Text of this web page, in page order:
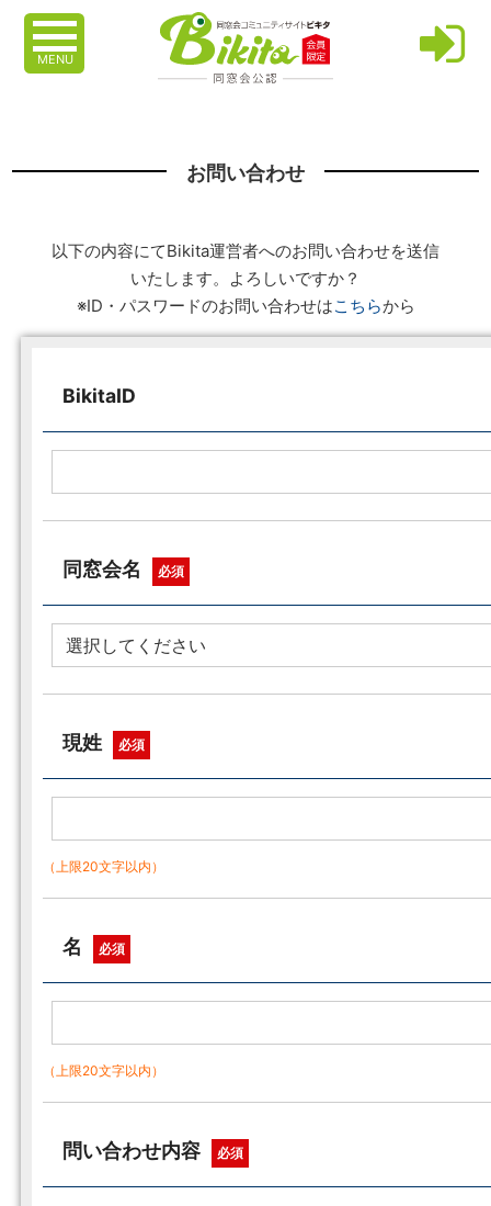
MENU
お問い合わせ
以下の内容にてBikita運営者へのお問い合わせを送信
いたします。よろしいですか？
※ID・パスワードのお問い合わせはこちらから
BikitaID
同窓会名 必須
現姓 必須
（上限20文字以内）
名 必須
（上限20文字以内）
問い合わせ内容 必須